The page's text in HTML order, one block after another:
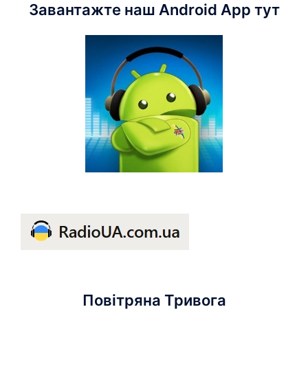
Завантажте наш Android App тут
Повітряна Тривога